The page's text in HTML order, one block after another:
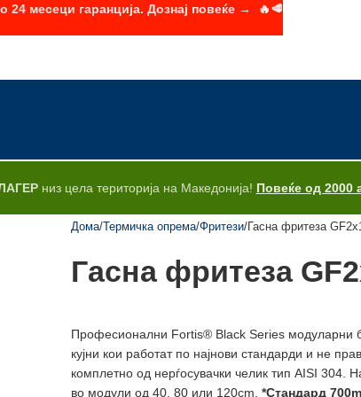
низ цела територија на Македонија! Повеќе од 2000
Дома Термичка опрема Фритези Гасна фритеза
Гасна фритеза
Професионални Fortis® Black Series модуларни
кујни кои работат по најнови стандарди и не
комплетно од нерѓосувачки челик тип AISI 304.
во модули од 40, 80 или 120cm.*Стандард
месеци гаранција. Дознај повеќе → 🔥🥩